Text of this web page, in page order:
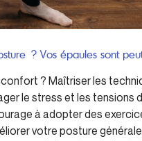
? Vos épaules sont
? Maîtriser les
le stress et les tensions
à adopter des
votre posture